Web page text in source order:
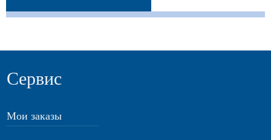
Сервис
Мои заказы